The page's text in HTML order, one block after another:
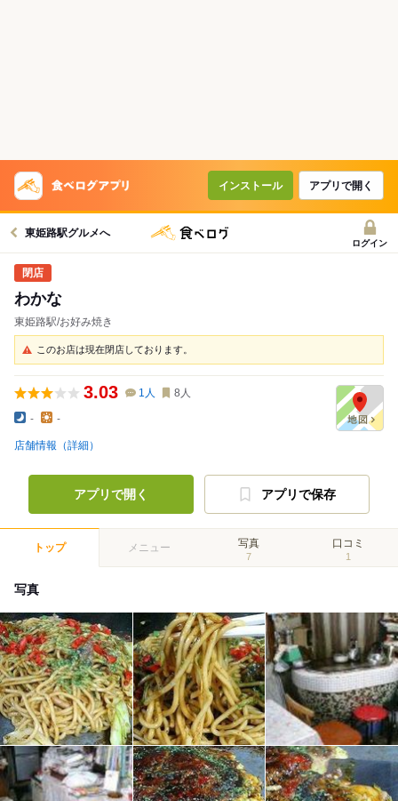
インストール アプリで開く
東姫路駅グルメへ
ログイン
わかな
東姫路駅/お好み焼き
このお店は現在閉店しております。
3.03 1 人 8 人
- -
店舗情報（詳細）
アプリで開く アプリで保存
トップ メニュー 写真
7
口コミ
1
写真